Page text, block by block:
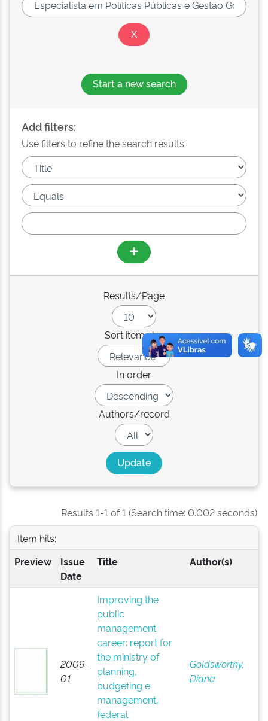
Start a new search
Add filters:
Use filters to refine the search results.
Results/Page
Sort items by
In order
Authors/record
Results 1-1 of 1 (Search time: 0.002 seconds).
Item hits:
Preview
Issue
Date
Title Author(s)
2009-
01
Improving the
public
management
career: report for
the ministry of
planning,
budgeting e
management,
federal
Goldsworthy,
Diana